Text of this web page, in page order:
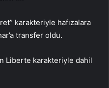
karakteriyle hafızalara
transfer oldu.
Liberte karakteriyle dahil